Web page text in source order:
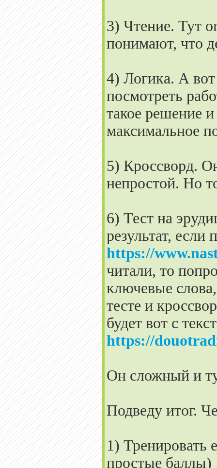
3) Чтение. Тут
понимают, что
4) Логика. А
посмотреть
такое решение
максимальное
5) Кроссворд.
непростой. Но
6) Тест на
результат,
https://
читали, то
ключевые
тесте и
будет вот с
https://
Он сложный и
Подведу итог.
1) Тренировать
простые баллы)